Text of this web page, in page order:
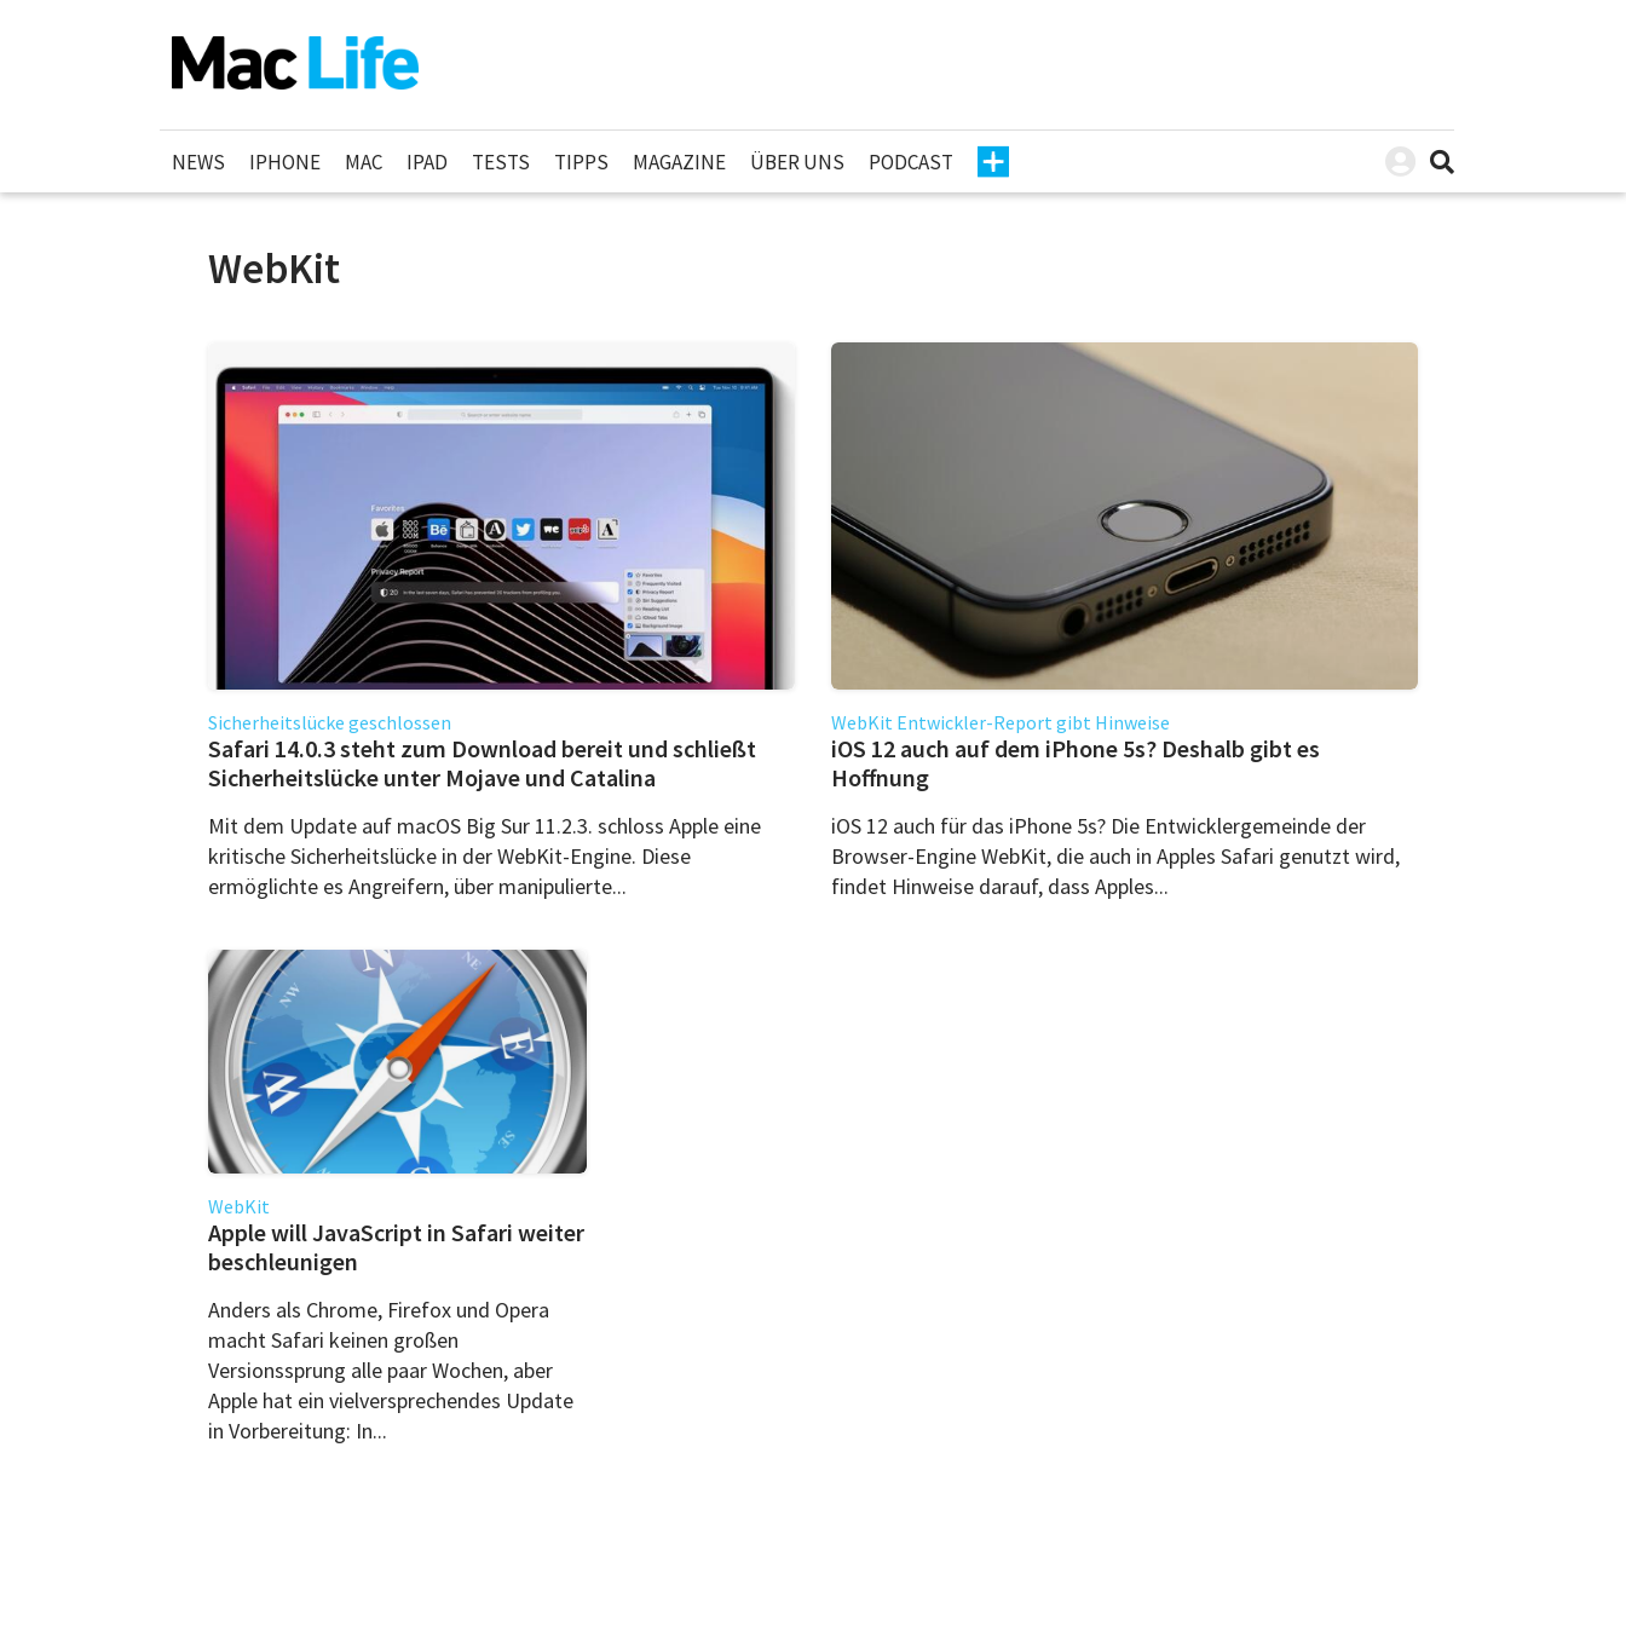
NEWS IPHONE MAC IPAD TESTS TIPPS MAGAZINE ÜBER UNS PODCAST
WebKit
Sicherheitslücke geschlossen
Safari 14.0.3 steht zum Download bereit und schließt
Sicherheitslücke unter Mojave und Catalina
Mit dem Update auf macOS Big Sur 11.2.3. schloss Apple eine
kritische Sicherheitslücke in der WebKit-Engine. Diese
ermöglichte es Angreifern, über manipulierte...
WebKit Entwickler-Report gibt Hinweise
iOS 12 auch auf dem iPhone 5s? Deshalb gibt es
Hoffnung
​iOS 12 auch für das iPhone 5s? Die Entwicklergemeinde der
Browser-Engine WebKit, die auch in Apples Safari genutzt wird,
findet Hinweise darauf, dass Apples...
WebKit
Apple will JavaScript in Safari weiter
beschleunigen
Anders als Chrome, Firefox und Opera
macht Safari keinen großen
Versionssprung alle paar Wochen, aber
Apple hat ein vielversprechendes Update
in Vorbereitung: In...